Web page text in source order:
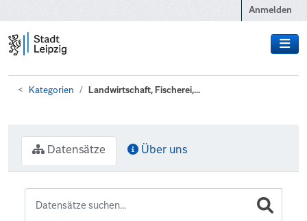
Anmelden
Kategorien Landwirtschaft, Fischerei,...
Datensätze Über uns